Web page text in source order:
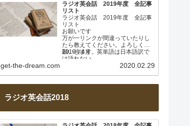
ラジオ英会話 2019年度 全記事
リスト
ラジオ英会話 2019年度 全記事
リスト
お願いです
万が一リンクが間違っていたりし
たら教えてください。よろしくお
願いします。
2019年4月 英単語は日本語訳で
は語れない
get-the-dream.com 2020.02.29
ラジオ英会話2018